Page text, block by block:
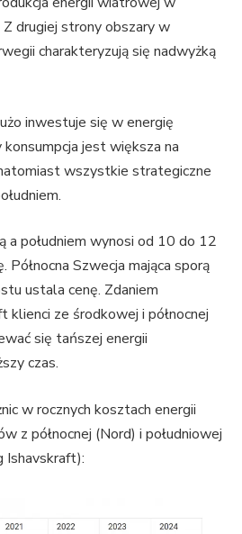
Z drugiej strony obszary w
charakteryzują się nadwyżką
inwestuje się w energię
jest większa na
wszystkie strategiczne
a południem wynosi od 10 do 12
Szwecja mająca sporą
ustala cenę. Zdaniem
klienci ze środkowej i północnej
się tańszej energii
czas.
w rocznych kosztach energii
z północnej (Nord) i południowej
Ishavskraft):